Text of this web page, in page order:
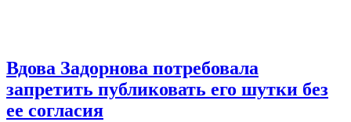
Вдова Задорнова потребовала
запретить публиковать его шутки без
ее согласия